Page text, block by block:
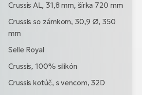
Crussis AL, 31,8 mm, šírka 720 mm
Crussis so zámkom, 30,9 Ø, 350
mm
Selle Royal
Crussis, 100% silikón
Crussis kotúč, s vencom, 32D